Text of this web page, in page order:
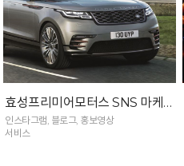
효성프리미어모터스 SNS 마케팅 운영 대행
인스타그램, 블로그, 홍보영상
서비스